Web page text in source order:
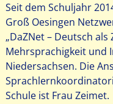
Seit dem Schuljahr
Groß Oesingen
„DaZNet – Deutsch
Mehrsprachigkeit und
Niedersachsen. Die
Schule ist Frau Zeimet.